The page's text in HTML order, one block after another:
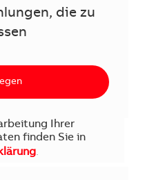
die zu
Ihrer
finden Sie in
.